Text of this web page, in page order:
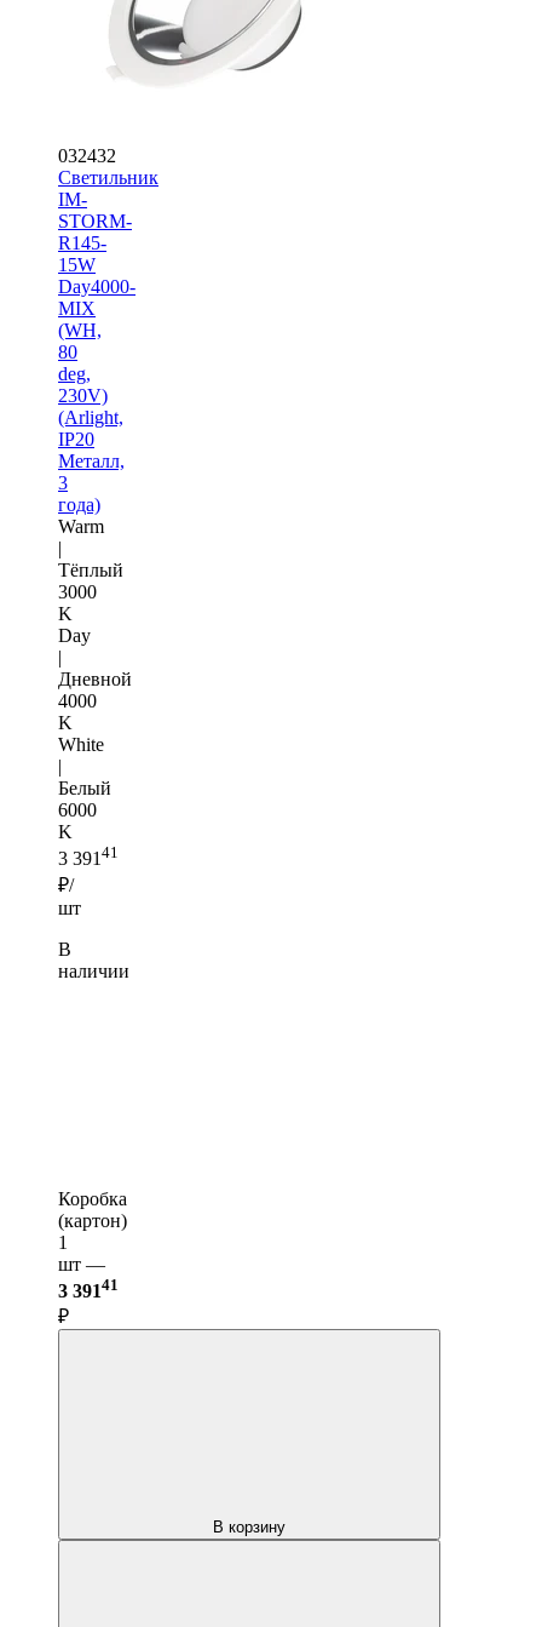
032432
Светильник
IM-
STORM-
R145-
15W
Day4000-
MIX
(WH,
80
deg,
230V)
(Arlight,
IP20
Металл,
3
года)
Warm
|
Тёплый
3000
K
Day
|
Дневной
4000
K
White
|
Белый
6000
K
3 39141
₽/
шт
В
наличии
Коробка
(картон)
1
шт —
3 39141
₽
В корзину